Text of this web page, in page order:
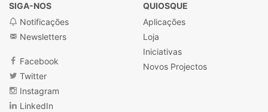
SIGA-NOS
Notificações
Newsletters
Facebook
Twitter
Instagram
LinkedIn
QUIOSQUE
Aplicações
Loja
Iniciativas
Novos Projectos